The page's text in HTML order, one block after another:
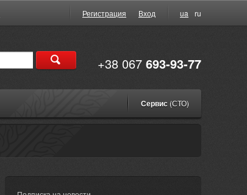
Регистрация Вход ua ru
+38 067 693-93-77
Сервис (СТО)